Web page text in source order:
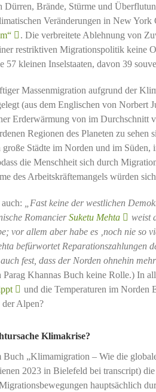
Dürren, Brände, Stürme und
Veränderungen in New
. Die verbreitete Ablehnung von
restriktiven Migrationspolitik keine
kleinen Inselstaaten, davon 39
Massenmigration aufgrund der
(aus dem Englischen von Norbert
Erderwärmung von im Durchschnitt
Regionen des Planeten zu
Städte im Norden und im
die Menschheit sich durch
des Arbeitskräftemangels würden
„Fast keine der westlichen
RomancierSuketu Mehta
weist
vor allem aber habe es ‚noch nie so
befürwortet Reparationszahlungen
fest, dass der Norden ohnehin
Khannas Buch keine Rolle.) In
und die Temperaturen im Norden
Alpen?
Klimakrise?
Buch „Klimamigration – Wie die
2023 in Bielefeld bei transcript)
hauptsächlich